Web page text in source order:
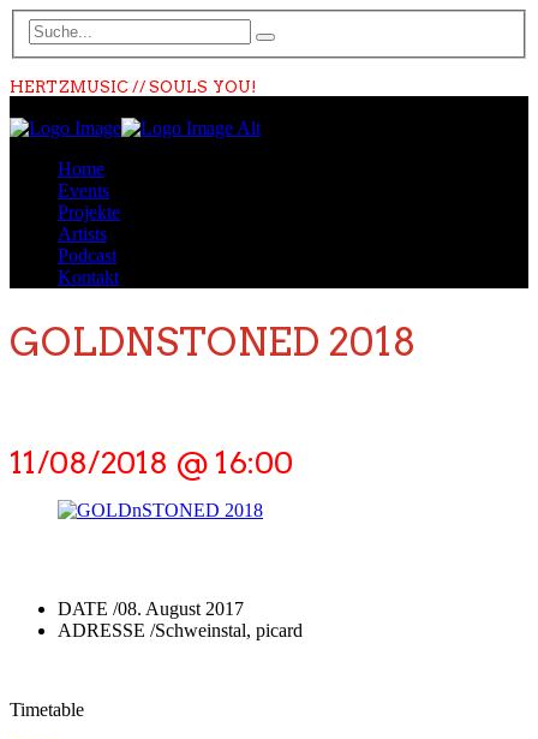
HERTZMUSIC // SOULS YOU!
Home
Events
Projekte
Artists
Podcast
Kontakt
GOLDNSTONED 2018
11/08/2018 @ 16:00
DATE /08. August 2017
ADRESSE /Schweinstal, picard
Timetable